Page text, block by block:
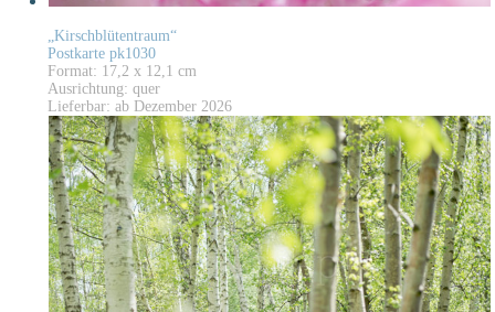
„Kirschblütentraum“
Postkarte pk1030
Format: 17,2 x 12,1 cm
Ausrichtung: quer
Lieferbar: ab Dezember 2026